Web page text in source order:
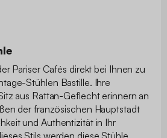
Pariser Cafés direkt bei Ihnen zu
Stühlen Bastille. Ihre
aus Rattan-Geflecht erinnern an
der französischen Hauptstadt
und Authentizität in Ihr
Stils werden diese Stühle